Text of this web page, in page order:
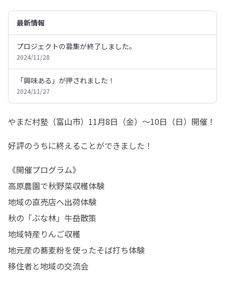
最新情報
プロジェクトの募集が終了しました。
2024/11/28
「興味ある」が押されました！
2024/11/27
やまだ村塾（富山市）11月8日（金）～10日（日）開催！
好評のうちに終えることができました！
《開催プログラム》
高原農園で秋野菜収穫体験
地域の直売店へ出荷体験
秋の「ぶな林」牛岳散策
地域特産りんご収穫
地元産の蕎麦粉を使ったそば打ち体験
移住者と地域の交流会